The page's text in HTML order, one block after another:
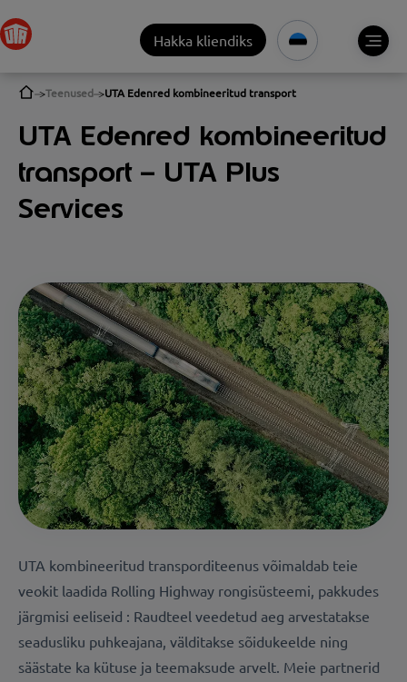
Hakka kliendiks
Teenused UTA Edenred kombineeritud transport
UTA Edenred kombineeritud
transport – UTA Plus
Services
UTA kombineeritud transporditeenus võimaldab teie
veokit laadida Rolling Highway rongisüsteemi, pakkudes
järgmisi eeliseid : Raudteel veedetud aeg arvestatakse
seadusliku puhkeajana, välditakse sõidukeelde ning
säästate ka kütuse ja teemaksude arvelt. Meie partnerid